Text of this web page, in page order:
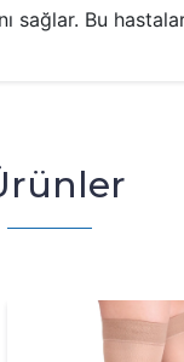
sağlar. Bu